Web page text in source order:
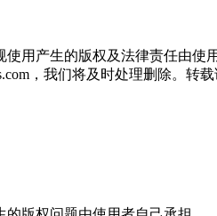
用产生的版权及法律责任由使
，我们将及时处理删除。转